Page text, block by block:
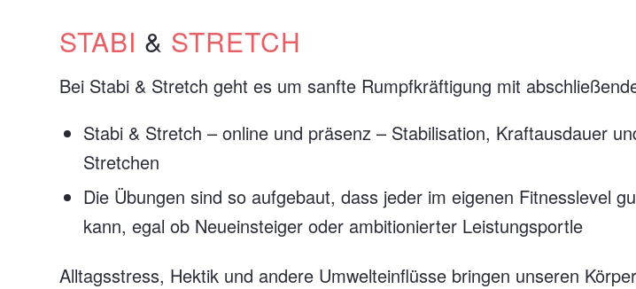
STABI & STRETCH
Bei Stabi & Stretch geht es um sanfte Rumpfkräftigung mit
Stabi & Stretch – online und präsenz – Stabilisation, Kraftausdauer
Stretchen
Die Übungen sind so aufgebaut, dass jeder im eigenen Fitnesslevel
kann, egal ob Neueinsteiger oder ambitionierter Leistungsportle
Alltagsstress, Hektik und andere Umwelteinflüsse bringen unseren